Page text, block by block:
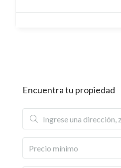
Encuentra tu propiedad